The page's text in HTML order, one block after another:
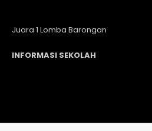
Juara 1 Lomba Barongan
INFORMASI SEKOLAH